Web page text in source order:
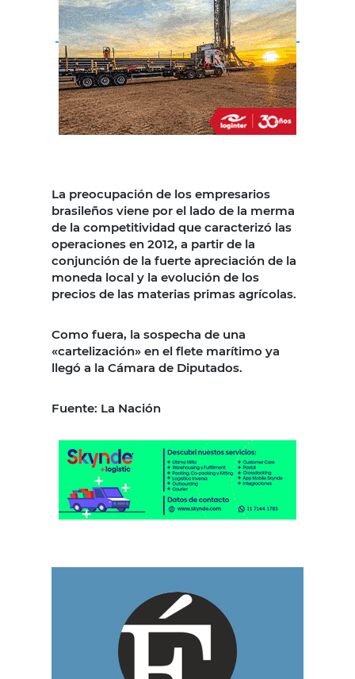
La preocupación de los empresarios
brasileños viene por el lado de la merma
de la competitividad que caracterizó las
operaciones en 2012, a partir de la
conjunción de la fuerte apreciación de la
moneda local y la evolución de los
precios de las materias primas agrícolas.
Como fuera, la sospecha de una
«cartelización» en el flete marítimo ya
llegó a la Cámara de Diputados.
Fuente: La Nación